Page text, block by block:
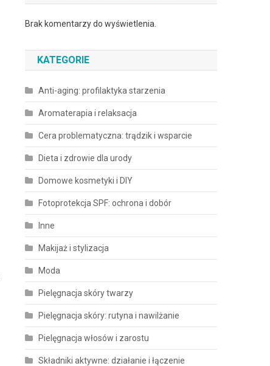
Brak komentarzy do wyświetlenia.
KATEGORIE
Anti-aging: profilaktyka starzenia
Aromaterapia i relaksacja
Cera problematyczna: trądzik i wsparcie
Dieta i zdrowie dla urody
Domowe kosmetyki i DIY
Fotoprotekcja SPF: ochrona i dobór
Inne
Makijaż i stylizacja
Moda
Pielęgnacja skóry twarzy
Pielęgnacja skóry: rutyna i nawilżanie
Pielęgnacja włosów i zarostu
Składniki aktywne: działanie i łączenie